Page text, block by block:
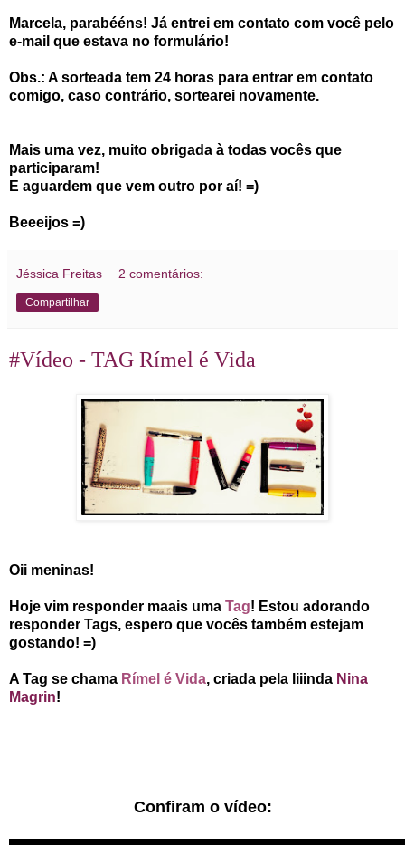
Marcela, parabééns! Já entrei em contato com você pelo
e-mail que estava no formulário!
Obs.: A sorteada tem 24 horas para entrar em contato
comigo, caso contrário, sortearei novamente.
Mais uma vez, muito obrigada à todas vocês que
participaram!
E aguardem que vem outro por aí! =)
Beeeijos =)
Jéssica Freitas 2 comentários:
Compartilhar
#Vídeo - TAG Rímel é Vida
Oii meninas!
Hoje vim responder maais uma Tag! Estou adorando
responder Tags, espero que vocês também estejam
gostando! =)
A Tag se chama Rímel é Vida, criada pela liiinda Nina
Magrin!
Confiram o vídeo: